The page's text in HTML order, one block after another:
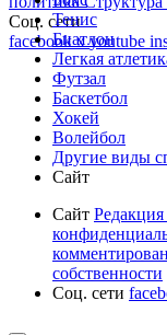
Соц. сети
facebookxyoutube
Тенис
Биатлон
Легкая
Футзал
Баскетбол
Хокей
Волейбол
Другие виды
Сайт
Сайт Редакция
собственности
Соц. сети